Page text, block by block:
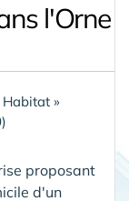
l'Orne
Habitat »
proposant
d'un